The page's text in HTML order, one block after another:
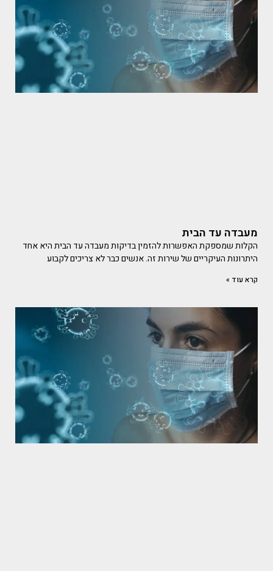
מעבדה עד הבית
הקלות שמספקת האפשרות להזמין בדיקות מעבדה עד הבית היא אחד
היתרונות העיקריים של שירות זה. אנשים כבר לא צריכים לקבוע
קרא עוד »